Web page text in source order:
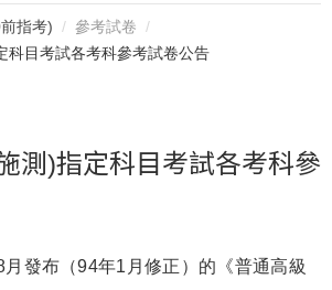
指考)
參考試卷
科目考試各考科參考試卷公告
測)指定科目考試各考科參
發布（94年1月修正）的《普通高級